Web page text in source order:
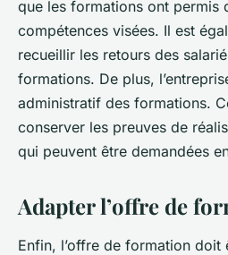
que les formations ont permis
compétences visées. Il est
recueillir les retours des
formations. De plus,
administratif des formations.
conserver les preuves de
qui peuvent être demandées
Adapter l’offre de
Enfin, l’offre de formation doit